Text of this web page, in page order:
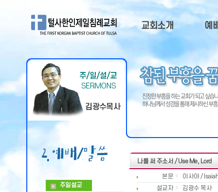
교회소개
담임목사
부교역자
목회비젼
교회광고
예
예
주일
QT
주일설교
나를 써 주소서 / Use Me, Lord
본문
이사야 /
설교자
김광수 목사